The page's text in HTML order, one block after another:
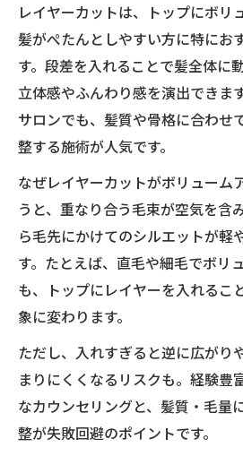
レイヤーカットは、トップにボリ
髪がぺたんとしやすい方に特にお
す。段差を入れることで髪全体に
立体感やふんわり感を演出できま
サロンでも、髪質や骨格に合わせ
整する施術が人気です。
なぜレイヤーカットがボリューム
うと、重なり合う毛束が空気を含
ら毛先にかけてのシルエットが軽
す。たとえば、直毛や細毛でボリ
も、トップにレイヤーを入れるこ
象に変わります。
ただし、入れすぎると逆に広がり
まりにくくなるリスクも。経験豊
なカウンセリングと、髪質・毛量
整が失敗回避のポイントです。